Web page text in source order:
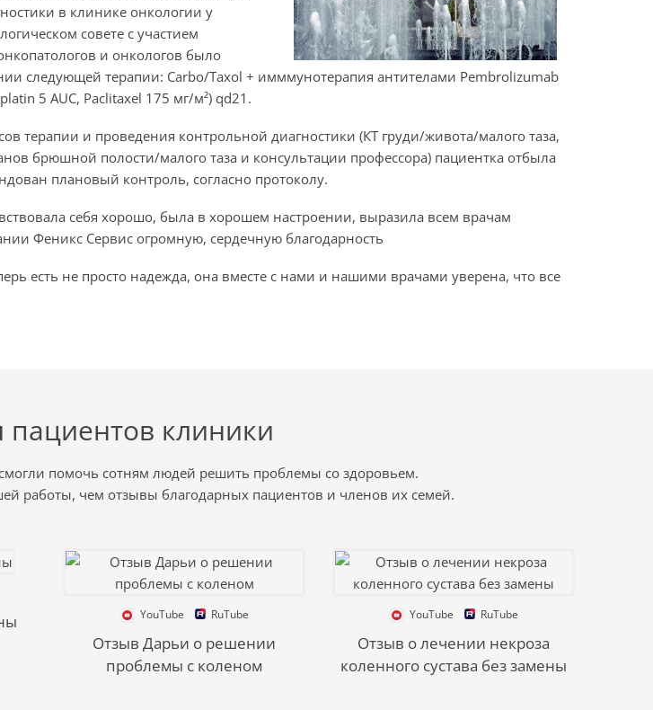
в клинике онкологии у
совете с участием
и онкологов было
следующей терапии: Carbo/Taxol + имммунотерапия антителами Pembrolizumab
5 AUC, Paclitaxel 175 мг/м²) qd21.
терапии и проведения контрольной диагностики (КТ груди/живота/малого таза,
брюшной полости/малого таза и консультации профессора) пациентка отбыла
плановый контроль, согласно протоколу.
себя хорошо, была в хорошем настроении, выразила всем врачам
Феникс Сервис огромную, сердечную благодарность
есть не просто надежда, она вместе с нами и нашими врачами уверена, что все
клиники
помочь сотням людей решить проблемы со здоровьем.
работы, чем отзывы благодарных пациентов и членов их семей.
YouTube RuTube
Отзыв Дарьи о решении
проблемы с коленом
YouTube RuTube
Отзыв о лечении некроза
коленного сустава без замены